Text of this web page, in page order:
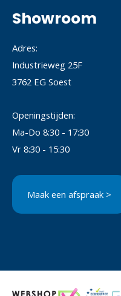
Showroom
Adres:
Industrieweg 25F
3762 EG Soest
Openingstijden:
Ma-Do 8:30 - 17:30
Vr 8:30 - 15:30
Maak een afspraak >